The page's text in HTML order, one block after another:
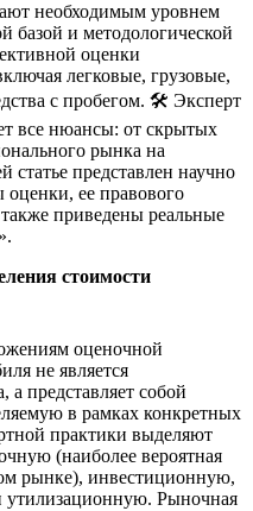
необходимым уровнем
базой и методологической
оценки
легковые, грузовые,
с пробегом. 🛠️ Эксперт
все нюансы: от скрытых
рынка на
статье представлен научно
ее правового
приведены реальные
стоимости
оценочной
не является
представляет собой
в рамках конкретных
практики выделяют
(наиболее вероятная
рынке), инвестиционную,
утилизационную. Рыночная